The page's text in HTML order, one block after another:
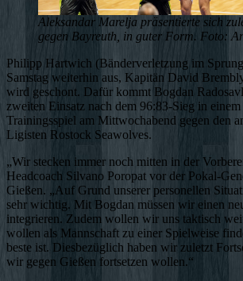
Aleksandar Marelja präsentierte sich
gegen Bayreuth, in guter Form. Foto:
Philipp Hartwich (Bänderverletzung im
Samstag weiterhin aus, Kapitän David
wird geschont. Dafür kommt Bogdan
zweiten Einsatz nach dem 96:83-Sieg in
Trainingsspiel am Mittwochabend gegen den
Ligisten Rostock Seawolves.
„Wir stecken immer noch mitten in der
Headcoach Silvano Poropat vor der Pokal-
Gießen. „Auf Grund unserer personellen
sehr wichtig. Mit Bogdan müssen wir einen
integrieren. Zudem wollen wir uns taktisch
wollen als Mannschaft zu einer Spielweise
beste ist. Diesbezüglich haben wir zuletzt
wir gegen Gießen fortsetzen wollen.“